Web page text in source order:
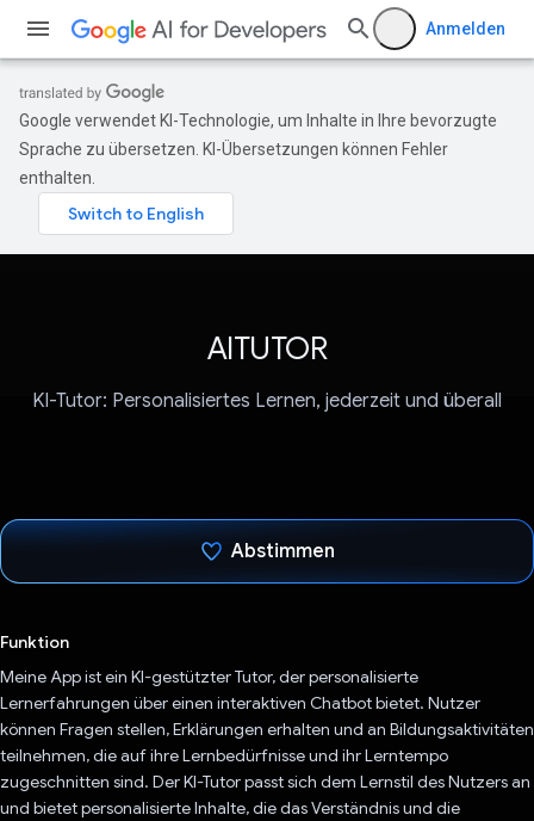
Anmelden
Google verwendet KI-Technologie, um Inhalte in Ihre bevorzugte
Sprache zu übersetzen. KI-Übersetzungen können Fehler
enthalten.
AITUTOR
KI-Tutor: Personalisiertes Lernen, jederzeit und überall
Abstimmen
Funktion
Meine App ist ein KI-gestützter Tutor, der personalisierte
Lernerfahrungen über einen interaktiven Chatbot bietet. Nutzer
können Fragen stellen, Erklärungen erhalten und an Bildungsaktivitäten
teilnehmen, die auf ihre Lernbedürfnisse und ihr Lerntempo
zugeschnitten sind. Der KI-Tutor passt sich dem Lernstil des Nutzers an
und bietet personalisierte Inhalte, die das Verständnis und die